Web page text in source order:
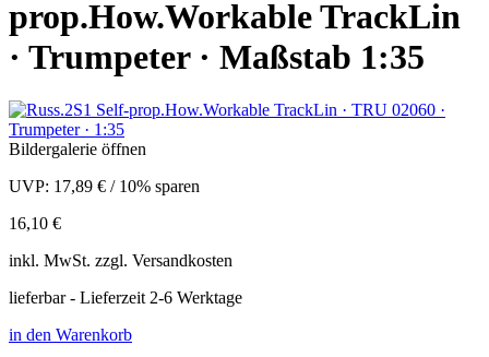
prop.How.Workable TrackLin
· Trumpeter · Maßstab 1:35
Bildergalerie öffnen
UVP: 17,89 € / 10% sparen
16,10 €
inkl. MwSt. zzgl. Versandkosten
lieferbar - Lieferzeit 2-6 Werktage
in den Warenkorb